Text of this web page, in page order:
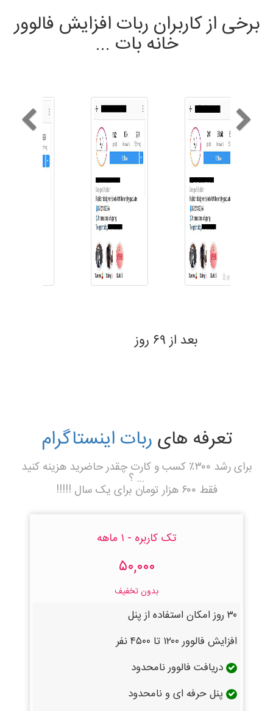
برخی از کاربران ربات افزایش فالوور
خانه بات ...
بعد از ۶۹ روز
تعرفه هایربات اینستاگرام
برای رشد ۳۰۰٪ کسب و کارت چقدر حاضرید هزینه کنید
... ؟
فقط ۶۰۰ هزار تومان برای یک سال !!!!!
تک کاربره - ۱ ماهه
۵۰,۰۰۰
بدون تخفیف
۳۰ روز امکان استفاده از پنل
افزایش فالوور ۱۲۰۰ تا ۴۵۰۰ نفر
دریافت فالوور نامحدود
پنل حرفه ای و نامحدود